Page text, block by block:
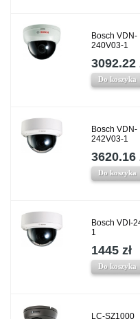
Bosch VDN-
240V03-1
3092.22
Do koszyka
Bosch VDN-
242V03-1
3620.16
Do koszyka
Bosch VDI-
1
1445 zł
Do koszyka
LC-SZ1000